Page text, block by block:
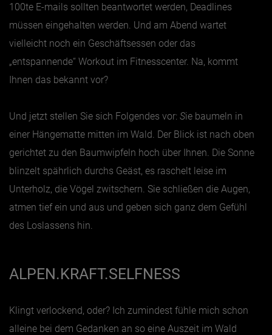
Lifestyle
Hotel & Reise
Archiv
Jänner
Februar
März
April
Mai
August
Oktober
100te E-mails sollten beantwortet werden, Deadlines
müssen eingehalten werden. Und am Abend wartet
vielleicht noch ein Geschäftsessen oder das
„entspannende“ Workout im Fitnesscenter. Na, kommt
Ihnen das bekannt vor?
Und jetzt stellen Sie sich Folgendes vor: Sie baumeln in
einer Hängematte mitten im Wald. Der Blick ist nach oben
gerichtet zu den Baumwipfeln hoch über Ihnen. Die Sonne
blinzelt spährlich durchs Geäst, es raschelt leise im
Unterholz, die Vögel zwitschern. Sie schließen die Augen,
atmen tief ein und aus und geben sich ganz dem Gefühl
des Loslassens hin.
ALPEN.KRAFT.SELFNESS
Klingt verlockend, oder? Ich zumindest fühle mich schon
alleine bei dem Gedanken an so eine Auszeit im Wald